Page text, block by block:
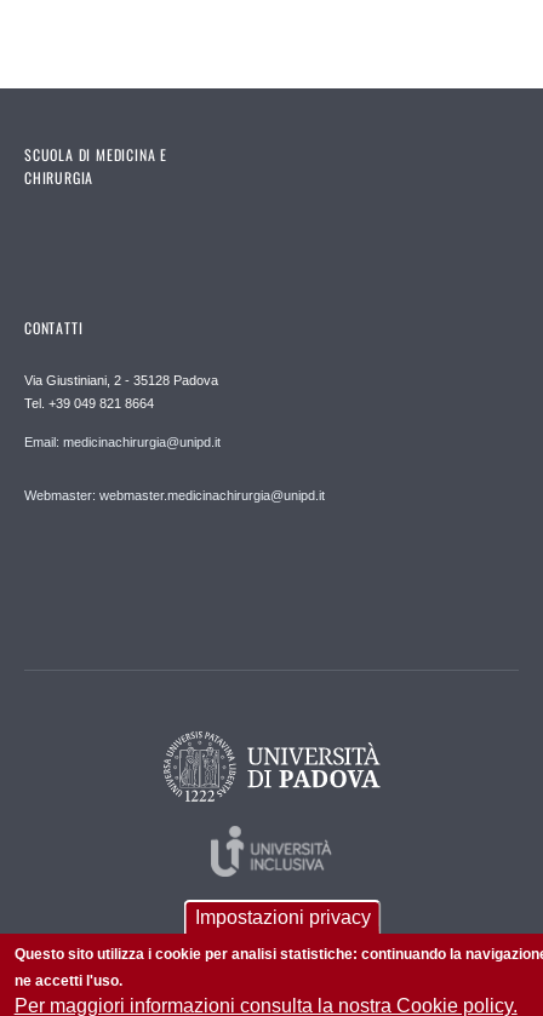
SCUOLA DI MEDICINA E
CHIRURGIA
CONTATTI
Via Giustiniani, 2 - 35128 Padova
Tel. +39 049 821 8664
Email: medicinachirurgia@unipd.it
Webmaster: webmaster.medicinachirurgia@unipd.it
Impostazioni privacy
Questo sito utilizza i cookie per analisi statistiche: continuando la
ne accetti l'uso.
Per maggiori informazioni consulta la nostra Cookie policy.